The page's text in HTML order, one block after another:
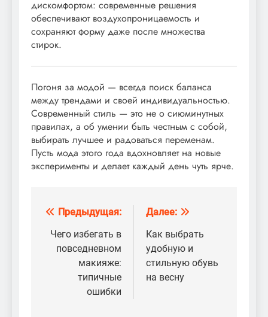
дискомфортом: современные решения
обеспечивают воздухопроницаемость и
сохраняют форму даже после множества
стирок.
Погоня за модой — всегда поиск баланса
между трендами и своей индивидуальностью.
Современный стиль — это не о сиюминутных
правилах, а об умении быть честным с собой,
выбирать лучшее и радоваться переменам.
Пусть мода этого года вдохновляет на новые
эксперименты и делает каждый день чуть ярче.
Навигация
по
записям
Предыдущая:
Чего избегать в
повседневном
макияже:
типичные
ошибки
Далее:
Как выбрать
удобную и
стильную обувь
на весну